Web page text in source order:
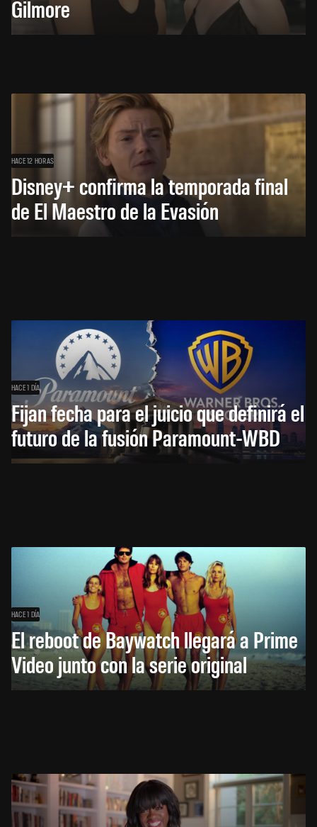
Gilmore
HACE 12 HORAS
Disney+ confirma la temporada final
de El Maestro de la Evasión
HACE 1 DÍA
Fijan fecha para el juicio que definirá el
futuro de la fusión Paramount-WBD
HACE 1 DÍA
El reboot de Baywatch llegará a Prime
Video junto con la serie original